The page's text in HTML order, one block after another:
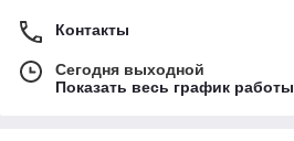
Контакты
Сегодня выходной
Показать весь график работы